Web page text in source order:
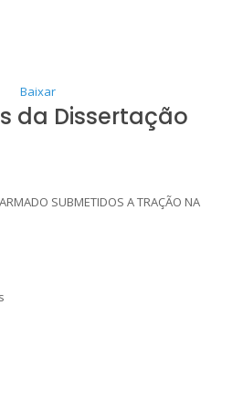
Baixar
da Dissertação
SUBMETIDOS A TRAÇÃO NA